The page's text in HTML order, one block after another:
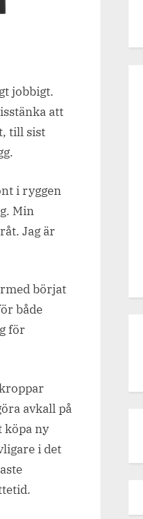
jobbigt.
att
till sist
i ryggen
Min
Jag är
börjat
både
för
avkall på
köpa ny
i det